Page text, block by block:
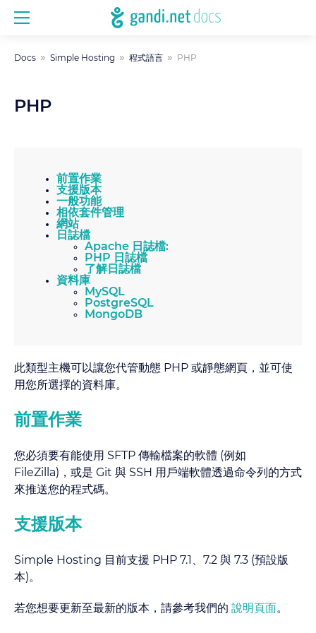
Docs Simple Hosting 程式語言 PHP
PHP
前置作業
支援版本
一般功能
相依套件管理
網站
日誌檔
Apache 日誌檔:
PHP 日誌檔
了解日誌檔
資料庫
MySQL
PostgreSQL
MongoDB
此類型主機可以讓您代管動態 PHP 或靜態網頁，並可使
用您所選擇的資料庫。
前置作業
您必須要有能使用 SFTP 傳輸檔案的軟體 (例如
FileZilla)，或是 Git 與 SSH 用戶端軟體透過命令列的方式
來推送您的程式碼。
支援版本
Simple Hosting 目前支援 PHP 7.1、7.2 與 7.3 (預設版
本)。
若您想要更新至最新的版本，請參考我們的 說明頁面 。